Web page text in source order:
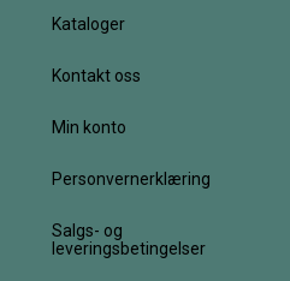
Kataloger
Kontakt oss
Min konto
Personvernerklæring
Salgs- og
leveringsbetingelser